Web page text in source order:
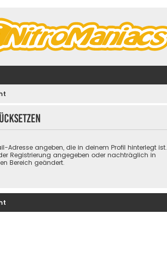
Adresse angeben, die in deinem Profil hinterlegt ist.
Registrierung angegeben oder nachträglich in
Bereich geändert.